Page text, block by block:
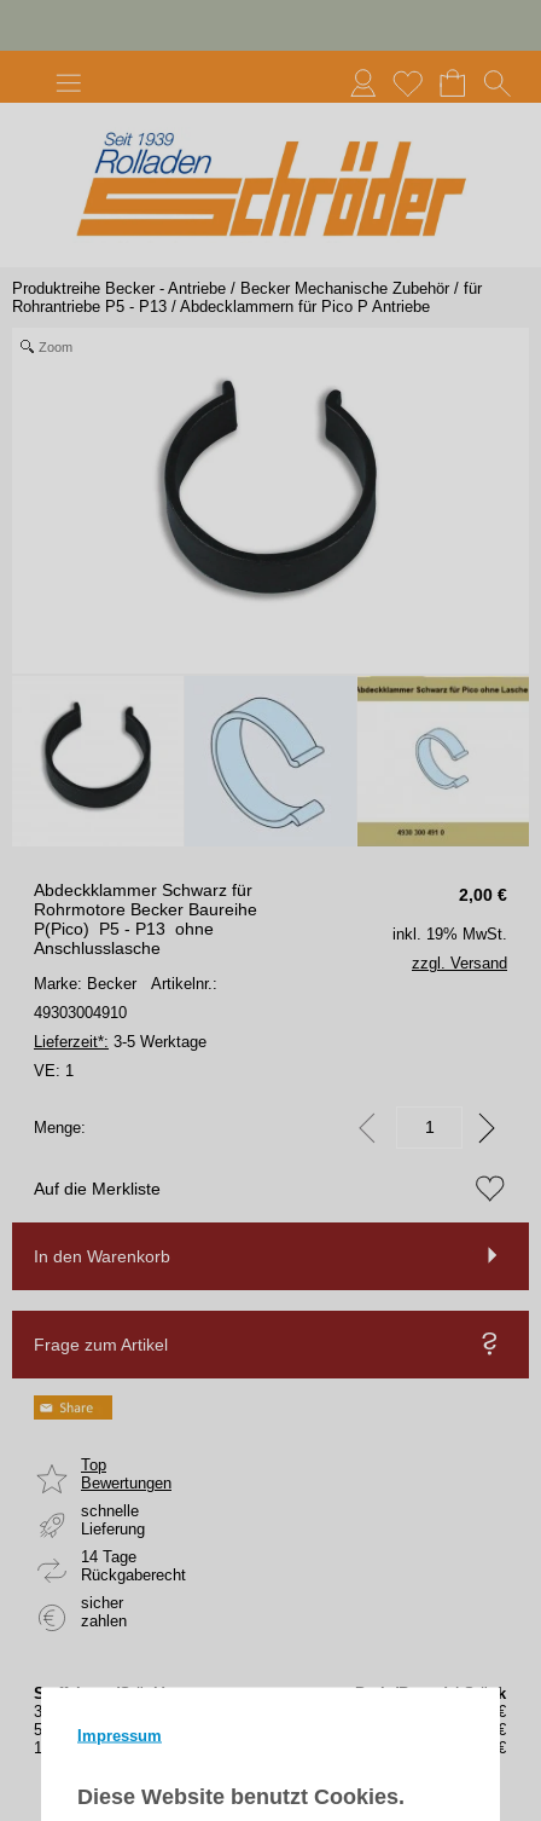
Impressum
Diese Website benutzt Cookies.
Produktreihe Becker - Antriebe / Becker Mechanische Zubehör / für
Rohrantriebe P5 - P13 / Abdecklammern für Pico P Antriebe
Zoom
2,00 €
Abdeckklammer Schwarz für
Rohrmotore Becker Baureihe
P(Pico) P5 - P13 ohne
Anschlusslasche
Marke: Becker Artikelnr.:
49303004910
Lieferzeit*: 3-5 Werktage
VE: 1
inkl. 19% MwSt.
zzgl. Versand
Menge:
Auf die Merkliste
In den Warenkorb
Frage zum Artikel
Top
Bewertungen
schnelle
Lieferung
14 Tage
Rückgaberecht
sicher
zahlen
Staffelung (Stück)
Preis(Brutto) / Stück
3
1,90€
5
1,81€
10
1,70€